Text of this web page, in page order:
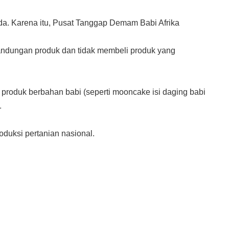
Karena itu, Pusat Tanggap Demam Babi Afrika
produk dan tidak membeli produk yang
berbahan babi (seperti mooncake isi daging babi
pertanian nasional.